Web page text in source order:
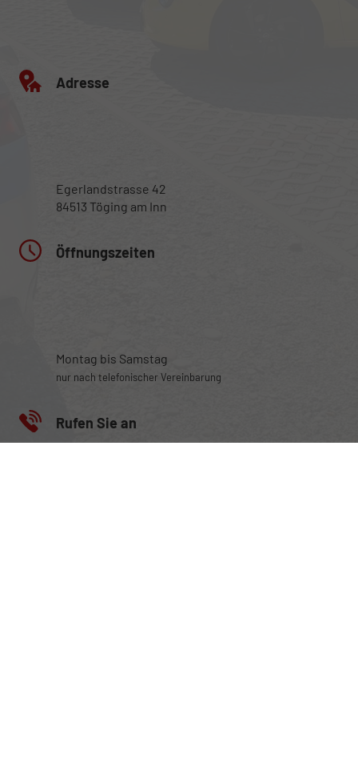
Adresse
Egerlandstrasse 42
84513 Töging am Inn
Öffnungszeiten
Montag bis Samstag
nur nach telefonischer Vereinbarung
Rufen Sie an